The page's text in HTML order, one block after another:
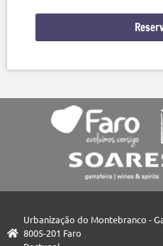
Urbanização do Montebranco -
8005-201 Faro